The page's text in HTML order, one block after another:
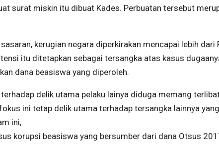
surat miskin itu dibuat Kades. Perbuatan tersebut
kerugian negara diperkirakan mencapai lebih dari
itu ditetapkan sebagai tersangka atas kasus
dana beasiswa yang diperoleh.
delik utama pelaku lainya diduga memang
ini tetap delik utama terhadap tersangka lainnya yang
ini,
korupsi beasiswa yang bersumber dari dana Otsus